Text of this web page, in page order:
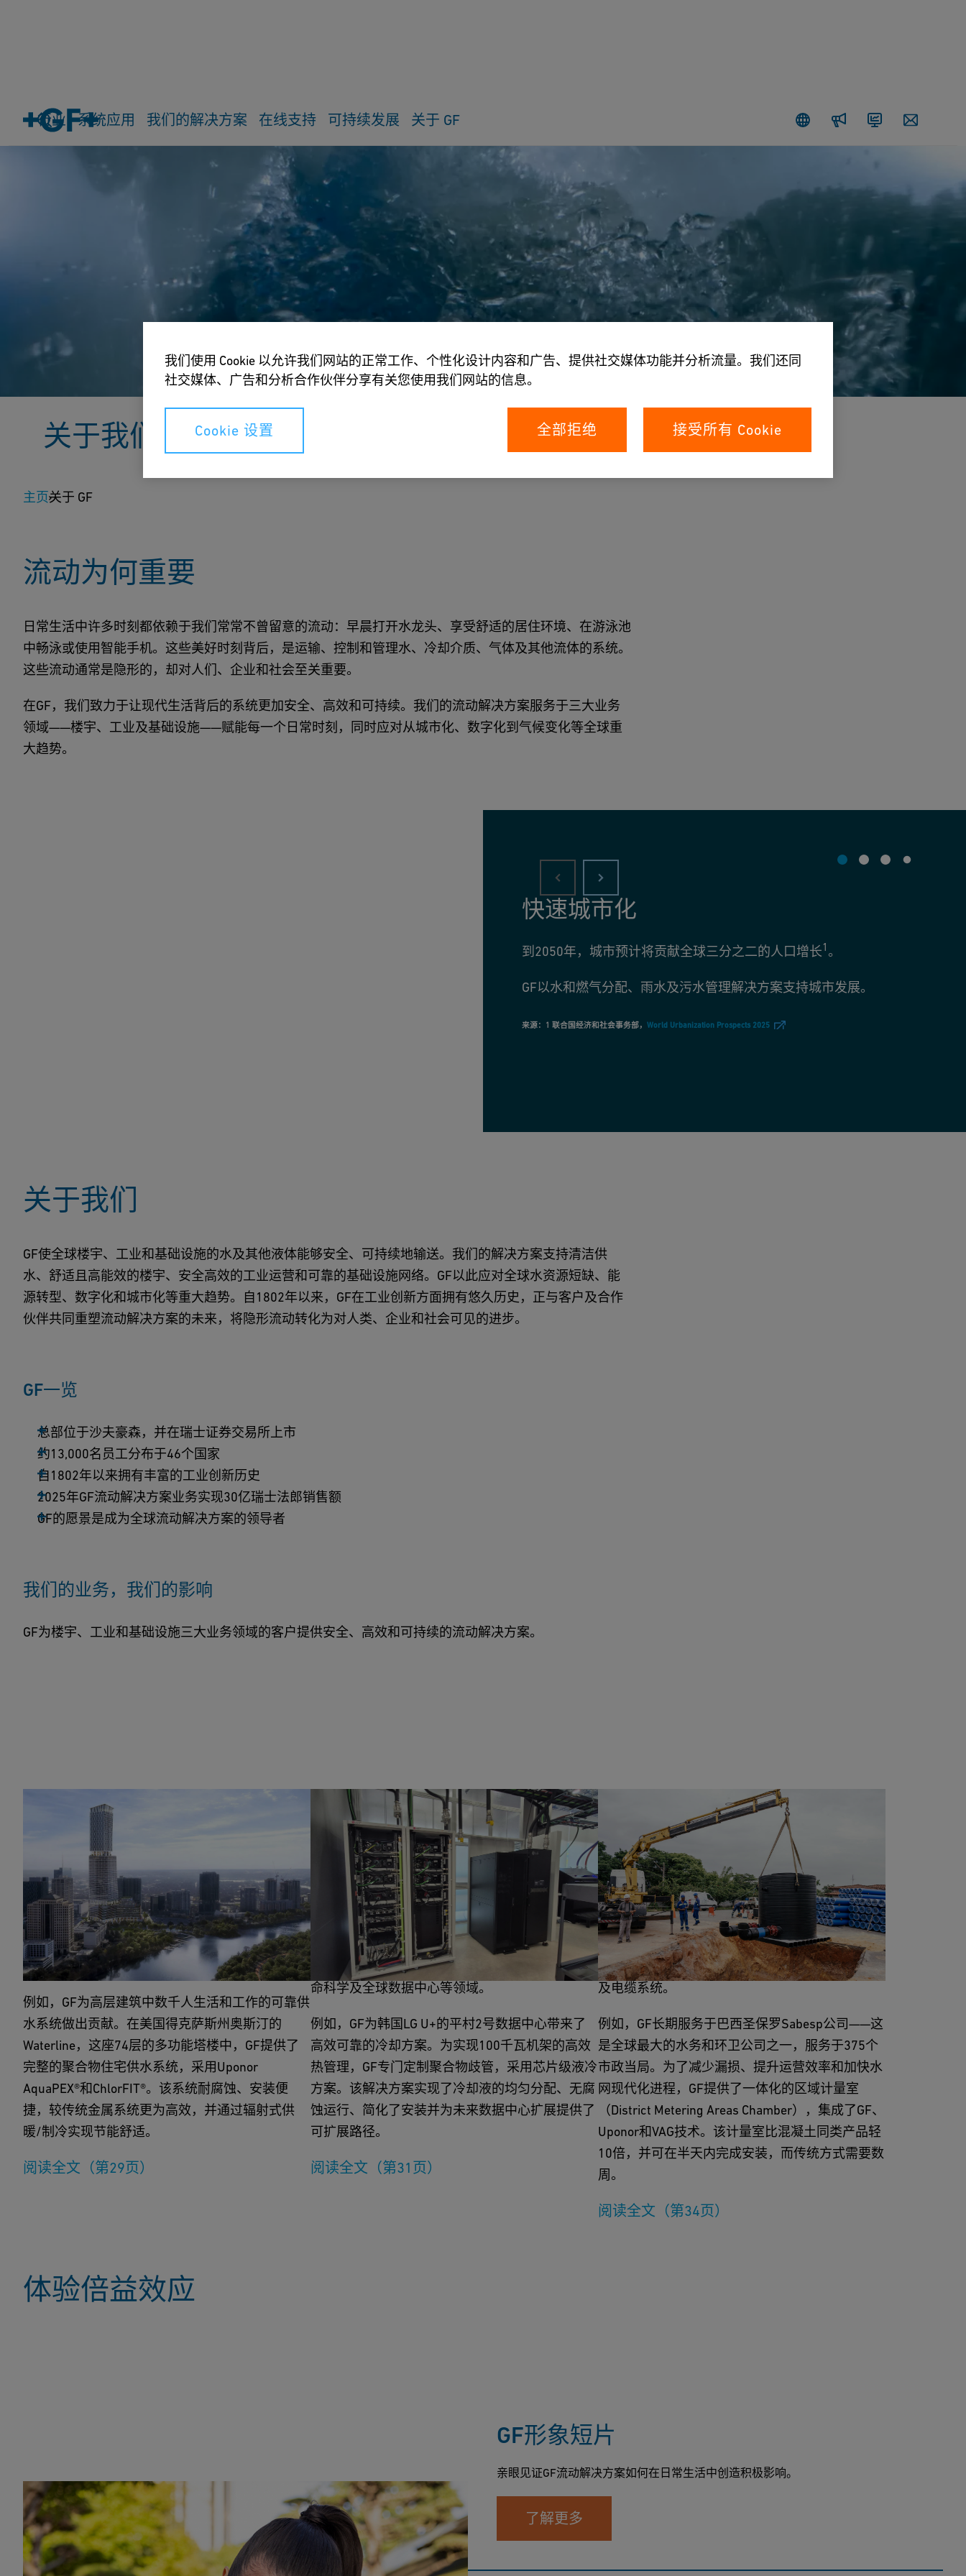
室
系
行业 系统应用 我们的解决方案 在线支持 可持续发展 关于 GF
关于我们
GF正在塑造流动解决方案的未来，支持人们生活和工作的建筑、推动社会进步的工业，以及连接
社区的基础设施——实现安全、高效与可持续的流动。
主页关于 GF
流动为何重要
日常生活中许多时刻都依赖于我们常常不曾留意的流动：早晨打开水龙头、享受舒适的居住环境、在游泳池
中畅泳或使用智能手机。这些美好时刻背后，是运输、控制和管理水、冷却介质、气体及其他流体的系统。
这些流动通常是隐形的，却对人们、企业和社会至关重要。
在GF，我们致力于让现代生活背后的系统更加安全、高效和可持续。我们的流动解决方案服务于三大业务
领域——楼宇、工业及基础设施——赋能每一个日常时刻，同时应对从城市化、数字化到气候变化等全球重
大趋势。
快速城市化
到2050年，城市预计将贡献全球三分之二的人口增长1。
GF以水和燃气分配、雨水及污水管理解决方案支持城市发展。
来源：1 联合国经济和社会事务部， World Urbanization Prospects 2025
关于我们
GF使全球楼宇、工业和基础设施的水及其他液体能够安全、可持续地输送。我们的解决方案支持清洁供
水、舒适且高能效的楼宇、安全高效的工业运营和可靠的基础设施网络。GF以此应对全球水资源短缺、能
源转型、数字化和城市化等重大趋势。自1802年以来，GF在工业创新方面拥有悠久历史，正与客户及合作
伙伴共同重塑流动解决方案的未来，将隐形流动转化为对人类、企业和社会可见的进步。
GF一览
总部位于沙夫豪森，并在瑞士证券交易所上市
约13,000名员工分布于46个国家
自1802年以来拥有丰富的工业创新历史
2025年GF流动解决方案业务实现30亿瑞士法郎销售额
GF的愿景是成为全球流动解决方案的领导者
我们的业务，我们的影响
GF为楼宇、工业和基础设施三大业务领域的客户提供安全、高效和可持续的流动解决方案。
楼宇流动解决方案
GF楼宇业务为住宅和商业市场（主要在欧洲和北
美）提供可靠高效的供水、供暖和制冷系统。
例如，GF为高层建筑中数千人生活和工作的可靠供
水系统做出贡献。在美国得克萨斯州奥斯汀的
Waterline，这座74层的多功能塔楼中，GF提供了
完整的聚合物住宅供水系统，采用Uponor
AquaPEX®和ChlorFIT®。该系统耐腐蚀、安装便
捷，较传统金属系统更为高效，并通过辐射式供
暖/制冷实现节能舒适。
阅读全文（第29页）
工业流动解决方案
GF工业业务为众多终端市场提供关键流体处理解决
方案，涵盖水处理、半导体、化学加工、船舶、生
命科学及全球数据中心等领域。
例如，GF为韩国LG U+的平村2号数据中心带来了
高效可靠的冷却方案。为实现100千瓦机架的高效
热管理，GF专门定制聚合物歧管，采用芯片级液冷
方案。该解决方案实现了冷却液的均匀分配、无腐
蚀运行、简化了安装并为未来数据中心扩展提供了
可扩展路径。
阅读全文（第31页）
基础设施流动解决方案
GF基础设施业务为全球水利设施提供集成解决方
案，包括雨水管理、饮用水、污水及燃气分配，以
及电缆系统。
例如，GF长期服务于巴西圣保罗Sabesp公司——这
是全球最大的水务和环卫公司之一，服务于375个
市政当局。为了减少漏损、提升运营效率和加快水
网现代化进程，GF提供了一体化的区域计量室
（District Metering Areas Chamber），集成了GF、
Uponor和VAG技术。该计量室比混凝土同类产品轻
10倍，并可在半天内完成安装，而传统方式需要数
周。
阅读全文（第34页）
体验倍益效应
GF形象短片
亲眼见证GF流动解决方案如何在日常生活中创造积极影响。
了解更多
我们使用 Cookie 以允许我们网站的正常工作、个性化设计内容和广告、提供社交媒体功能并分析流量。我们还同
社交媒体、广告和分析合作伙伴分享有关您使用我们网站的信息。
Cookie 设置 全部拒绝 接受所有 Cookie